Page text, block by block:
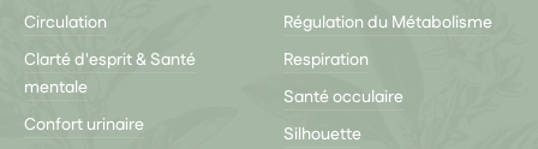
Circulation
Clarté d'esprit & Santé
mentale
Confort urinaire
Régulation du Métabolisme
Respiration
Santé occulaire
Silhouette